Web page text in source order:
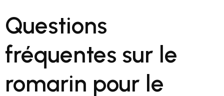
Questions
fréquentes sur le
romarin pour le